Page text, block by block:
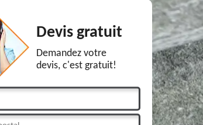
Devis gratuit
Demandez votre
devis, c'est gratuit!